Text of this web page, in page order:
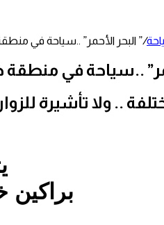
/” البحر الأحمر” ..سياحة في
..سياحة في
.. ولا تأشيرة للزوار
براكين